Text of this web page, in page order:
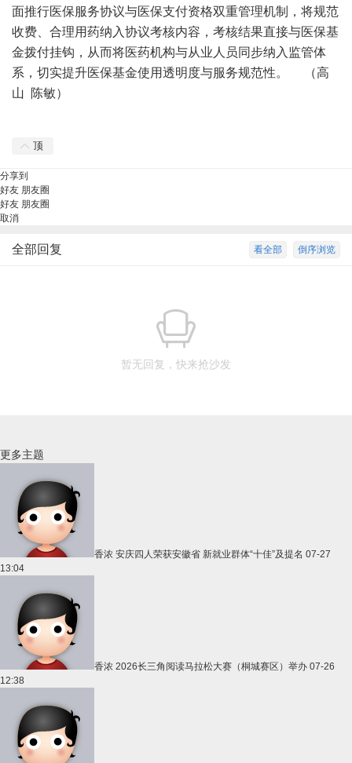
面推行医保服务协议与医保支付资格双重管理机制，将规范
收费、合理用药纳入协议考核内容，考核结果直接与医保基
金拨付挂钩，从而将医药机构与从业人员同步纳入监管体
系，切实提升医保基金使用透明度与服务规范性。 （高
山 陈敏）
顶
分享到
好友 朋友圈
好友 朋友圈
取消
倒序浏览
看全部
全部回复
暂无回复，快来抢沙发
更多主题
香浓 安庆四人荣获安徽省 新就业群体“十佳”及提名 07-27
13:04
香浓 2026长三角阅读马拉松大赛（桐城赛区）举办 07-26
12:38